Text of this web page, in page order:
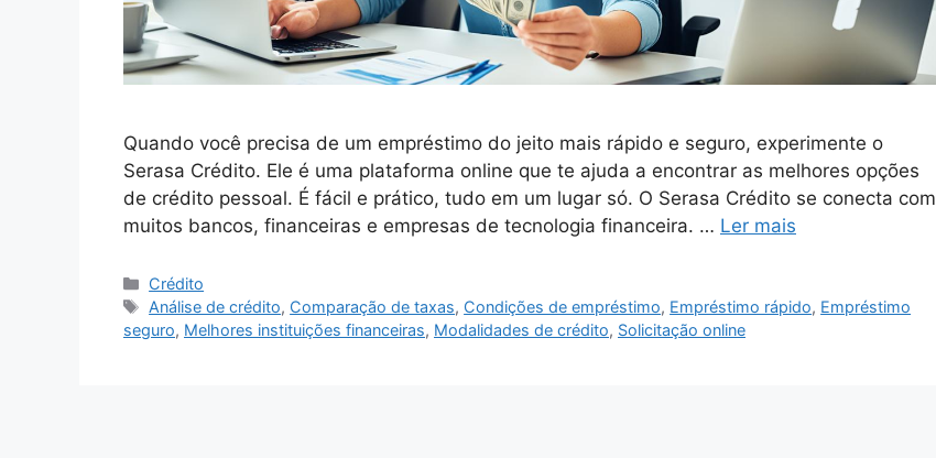
Quando você precisa de um empréstimo do jeito mais rápido e seguro, experimente o
Serasa Crédito. Ele é uma plataforma online que te ajuda a encontrar as melhores opções
de crédito pessoal. É fácil e prático, tudo em um lugar só. O Serasa Crédito se conecta com
muitos bancos, financeiras e empresas de tecnologia financeira. … Ler mais
Categorias
Crédito
Tags
Análise de crédito, Comparação de taxas, Condições de empréstimo, Empréstimo rápido, Empréstimo
seguro, Melhores instituições financeiras, Modalidades de crédito, Solicitação online